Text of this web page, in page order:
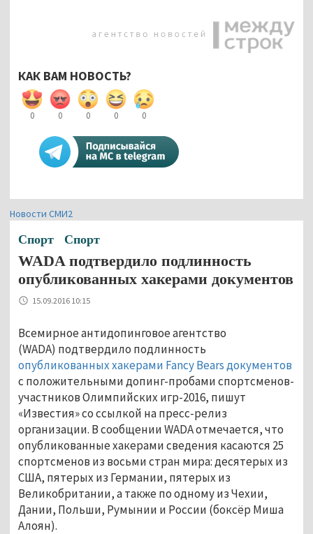
КАК ВАМ НОВОСТЬ?
0 0 0 0 0
Новости СМИ2
Спорт Спорт
WADA подтвердило подлинность
опубликованных хакерами документов
15.09.2016 10:15
Всемирное антидопинговое агентство
(WADA) подтвердило подлинность
опубликованных хакерами Fancy Bears документов
с положительными допинг-пробами спортсменов-
участников Олимпийских игр-2016, пишут
«Известия» со ссылкой на пресс-релиз
организации. В сообщении WADA отмечается, что
опубликованные хакерами сведения касаются 25
спортсменов из восьми стран мира: десятерых из
США, пятерых из Германии, пятерых из
Великобритании, а также по одному из Чехии,
Дании, Польши, Румынии и России (боксёр Миша
Алоян).